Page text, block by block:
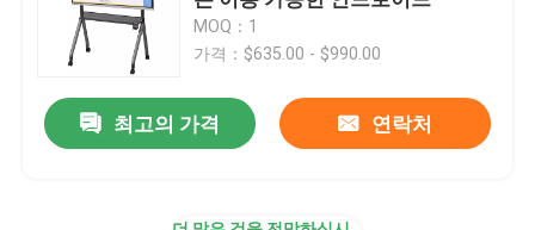
75 인치 스마트한 보드
85 인치 스마트한 보드
MOQ：1
가격：$635.00 - $990.00
최고의 가격 연락처